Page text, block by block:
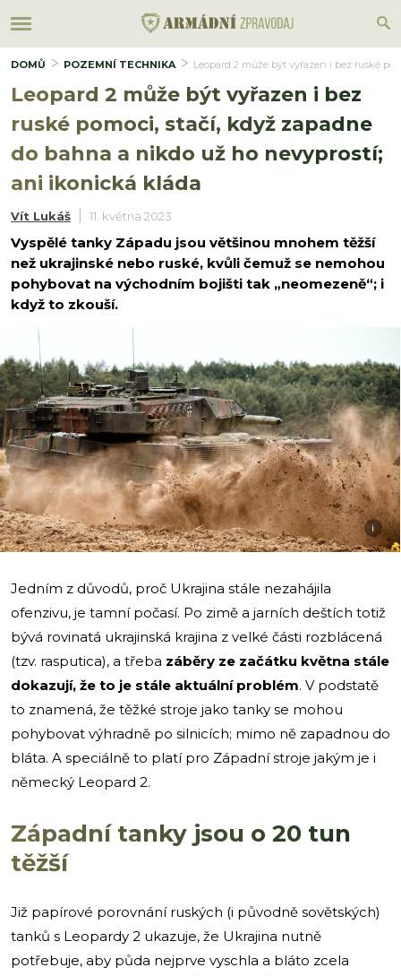
DOMŮ POZEMNÍ TECHNIKA Leopard 2 může být vyřazen i bez ruské
Leopard 2 může být vyřazen i bez
ruské pomoci, stačí, když zapadne
do bahna a nikdo už ho nevyprostí;
ani ikonická kláda
Vít Lukáš 11. května 2023
Vyspělé tanky Západu jsou většinou mnohem těžší
než ukrajinské nebo ruské, kvůli čemuž se nemohou
pohybovat na východním bojišti tak „neomezeně“; i
když to zkouší.
i
Jedním z důvodů, proč Ukrajina stále nezahájila
ofenzivu, je tamní počasí. Po zimě a jarních deštích totiž
bývá rovinatá ukrajinská krajina z velké části rozblácená
(tzv. rasputica), a třeba záběry ze začátku května stále
dokazují, že to je stále aktuální problém. V podstatě
to znamená, že těžké stroje jako tanky se mohou
pohybovat výhradně po silnicích; mimo ně zapadnou do
bláta. A speciálně to platí pro Západní stroje jakým je i
německý Leopard 2.
Západní tanky jsou o 20 tun
těžší
Již papírové porovnání ruských (i původně sovětských)
tanků s Leopardy 2 ukazuje, že Ukrajina nutně
potřebuje, aby půda nejprve vyschla a bláto zcela